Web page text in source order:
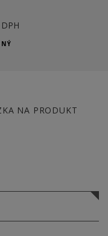
NA PRODUKT